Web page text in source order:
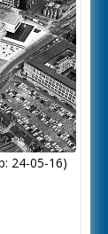
24-05-16)